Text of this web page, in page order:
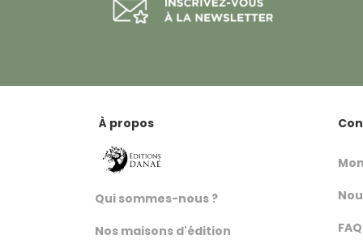
À propos
Qui sommes-nous ?
Nos maisons d'édition
FAQ